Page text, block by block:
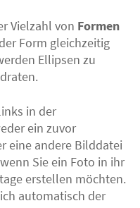
Vielzahl von Formen
Form gleichzeitig
Ellipsen zu
in der
ein zuvor
eine andere Bilddatei
Sie ein Foto in ihr
erstellen möchten.
automatisch der